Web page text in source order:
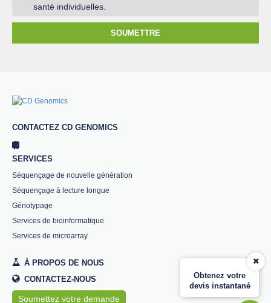
Obtenez votre
devis instantané
santé individuelles.
SOUMETTRE
CONTACTEZ CD GENOMICS
SERVICES
Séquençage de nouvelle génération
Séquençage à lecture longue
Génotypage
Services de bioinformatique
Services de microarray
À PROPOS DE NOUS
CONTACTEZ-NOUS
Soumettez votre demande